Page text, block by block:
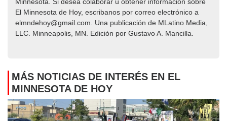
El Minnesota de Hoy, escribanos por correo electrónico a
elmndehoy@gmail.com. Una publicación de MLatino Media,
LLC. Minneapolis, MN. Edición por Gustavo A. Mancilla.
MÁS NOTICIAS DE INTERÉS EN EL
MINNESOTA DE HOY